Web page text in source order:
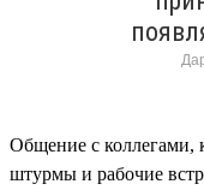
Общение с коллегами,
штурмы и рабочие